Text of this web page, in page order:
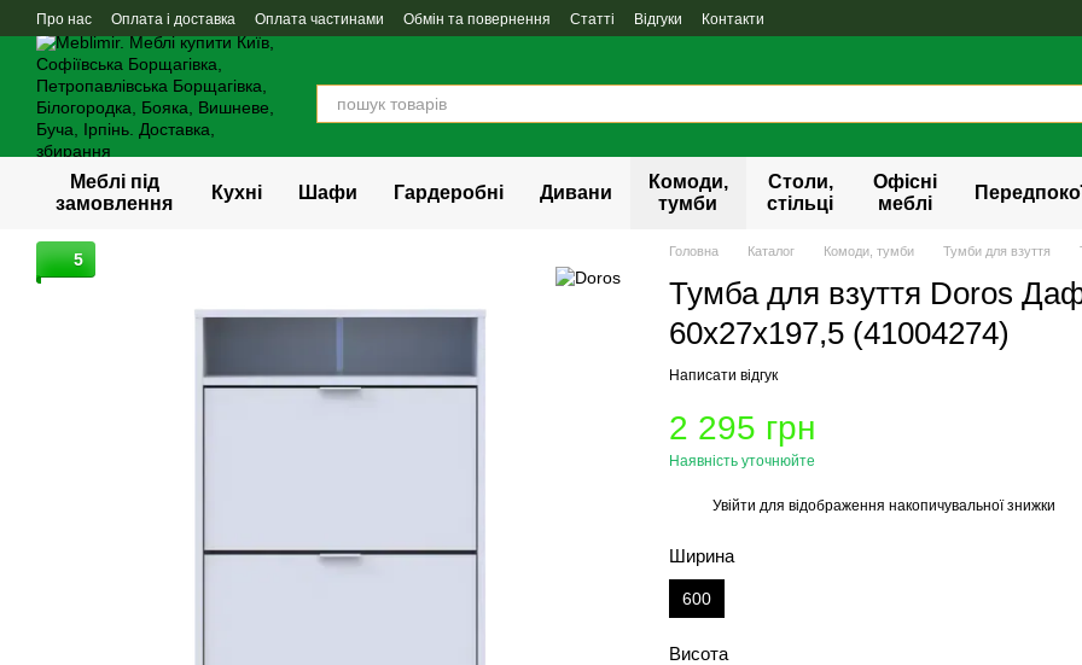
Перейти до основного контенту
Про нас Оплата і доставка Оплата частинами Обмін та повернення Статті Відгуки Контакти
Меблі під
замовлення
Кухні Шафи Гардеробні Дивани
Комоди,
тумби
Столи,
стільці
Офісні
меблі
5 Головна Каталог Комоди, тумби Тумби для взуття
Тумба для взуття Doros
60х27х197,5 (41004274)
Написати відгук
2 295 грн
Наявність уточнюйте
Увійти для відображення накопичувальної знижки
Ширина
600
Висота